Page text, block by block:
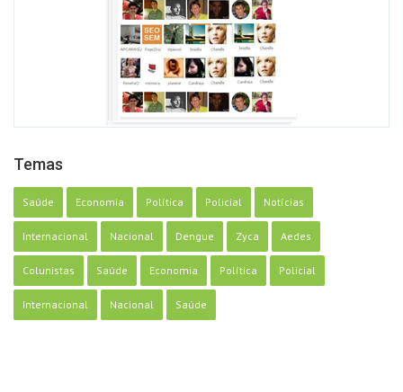
Temas
Saúde Economia Política Policial Notícias
Internacional Nacional Dengue Zyca Aedes
Colunistas Saúde Economia Política Policial
Internacional Nacional Saúde